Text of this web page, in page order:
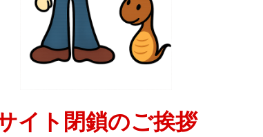
イト閉鎖のご挨拶